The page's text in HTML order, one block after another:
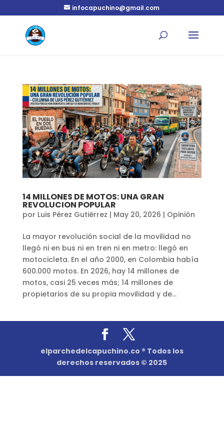
infocapuchino@gmail.com
14 MILLONES DE MOTOS: UNA GRAN
REVOLUCION POPULAR
por Luis Pérez Gutiérrez | May 20, 2026 | Opinión
La mayor revolución social de la movilidad no
llegó ni en bus ni en tren ni en metro: llegó en
motocicleta. En el año 2000, en Colombia había
600.000 motos. En 2026, hay 14 millones de
motos, casi 25 veces más; 14 millones de
propietarios de su propia movilidad y de...
elparchedelcapuchino.co ® Todos los
derechos reservados © 2025